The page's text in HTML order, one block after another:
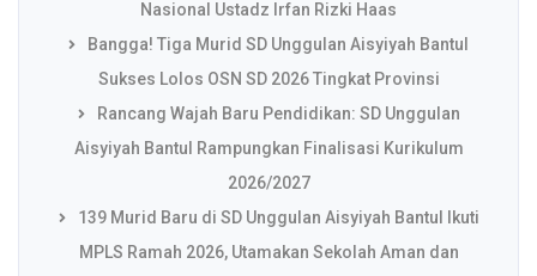
Nasional Ustadz Irfan Rizki Haas
Bangga! Tiga Murid SD Unggulan Aisyiyah Bantul
Sukses Lolos OSN SD 2026 Tingkat Provinsi
Rancang Wajah Baru Pendidikan: SD Unggulan
Aisyiyah Bantul Rampungkan Finalisasi Kurikulum
2026/2027
139 Murid Baru di SD Unggulan Aisyiyah Bantul Ikuti
MPLS Ramah 2026, Utamakan Sekolah Aman dan